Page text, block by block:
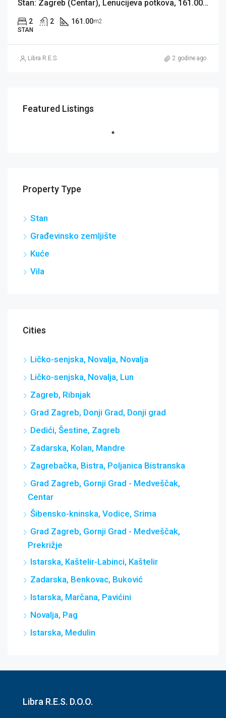
Stan: Zagreb (Centar), Lenucijeva potkova, 161.00 m2 + 60 m2 spremišta (prodaja)
2 2 161.00m2
STAN
Libra R.E.S. 2 godine ago
Featured Listings
Property Type
Stan
Građevinsko zemljište
Kuće
Vila
Cities
Ličko-senjska, Novalja, Novalja
Ličko-senjska, Novalja, Lun
Zagreb, Ribnjak
Grad Zagreb, Donji Grad, Donji grad
Dedići, Šestine, Zagreb
Zadarska, Kolan, Mandre
Zagrebačka, Bistra, Poljanica Bistranska
Grad Zagreb, Gornji Grad - Medveščak,
Centar
Šibensko-kninska, Vodice, Srima
Grad Zagreb, Gornji Grad - Medveščak,
Prekrižje
Istarska, Kaštelir-Labinci, Kaštelir
Zadarska, Benkovac, Buković
Istarska, Marčana, Pavićini
Novalja, Pag
Istarska, Medulin
Libra R.E.S. D.O.O.